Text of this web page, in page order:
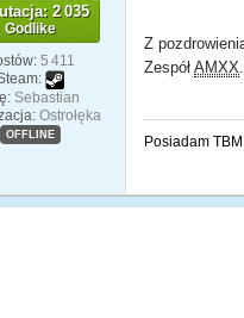
2 035
Godlike
5 411
Sebastian
Ostrołęka
OFFLINE
Z
ZespółAMXX
Posiadam